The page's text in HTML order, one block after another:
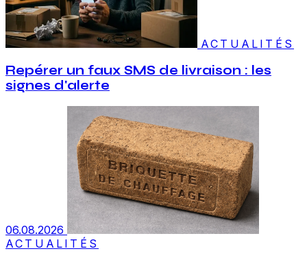
ACTUALITÉS
Repérer un faux SMS de livraison : les
signes d'alerte
06.08.2026
ACTUALITÉS